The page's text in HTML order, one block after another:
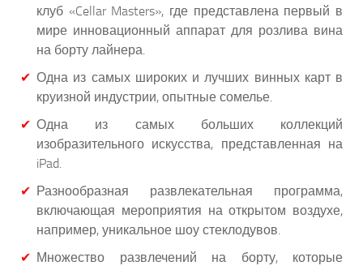
клуб «Cellar Masters», где представлена первый в
мире инновационный аппарат для розлива вина
на борту лайнера.
Одна из самых широких и лучших винных карт в
круизной индустрии, опытные сомелье.
Одна из самых больших коллекций
изобразительного искусства, представленная на
iPad.
Разнообразная развлекательная программа,
включающая мероприятия на открытом воздухе,
например, уникальное шоу стеклодувов.
Множество развлечений на борту, которые